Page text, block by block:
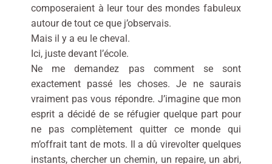
composeraient à leur tour des mondes fabuleux
autour de tout ce que j’observais.
Mais il y a eu le cheval.
Ici, juste devant l’école.
Ne me demandez pas comment se sont
exactement passé les choses. Je ne saurais
vraiment pas vous répondre. J’imagine que mon
esprit a décidé de se réfugier quelque part pour
ne pas complètement quitter ce monde qui
m’offrait tant de mots. Il a dû virevolter quelques
instants, chercher un chemin, un repaire, un abri,